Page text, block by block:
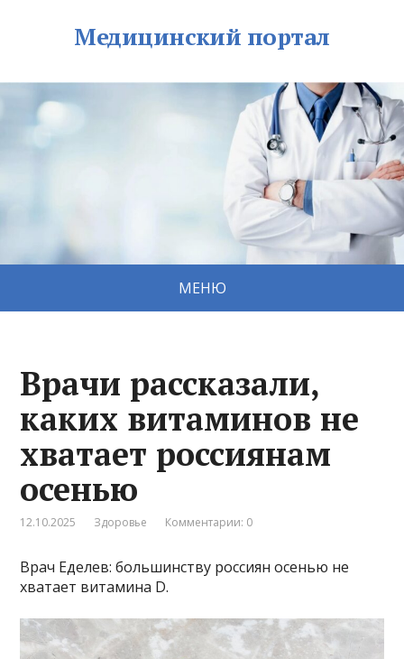
Медицинский портал
МЕНЮ
Врачи рассказали,
каких витаминов не
хватает россиянам
осенью
12.10.2025 Здоровье Комментарии: 0
Врач Еделев: большинству россиян осенью не
хватает витамина D.